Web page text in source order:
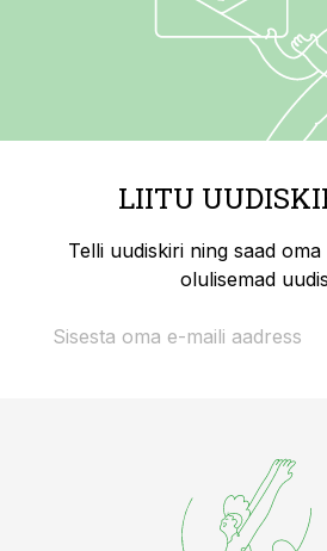
LIITU
Telli uudiskiri ning saad
olulisemad